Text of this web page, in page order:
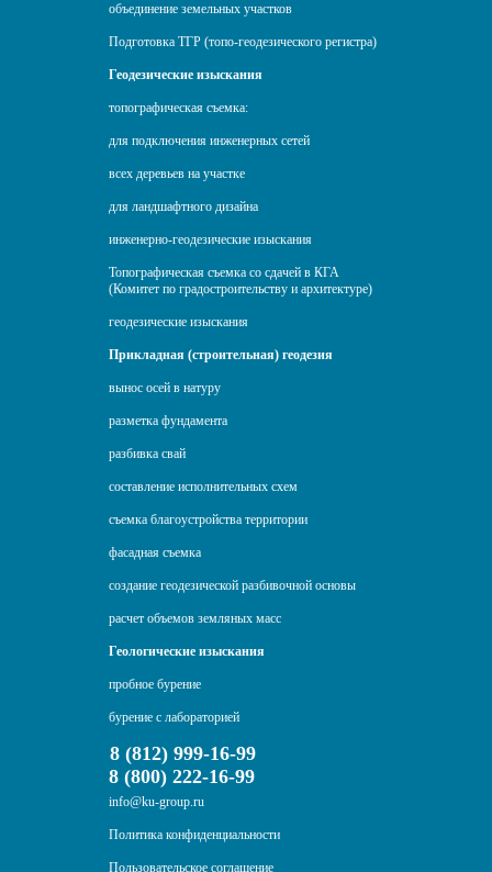
объединение земельных участков
Подготовка ТГР (топо-геодезического регистра)
Геодезические изыскания
топографическая съемка:
для подключения инженерных сетей
всех деревьев на участке
для ландшафтного дизайна
инженерно-геодезические изыскания
Топографическая съемка со сдачей в КГА
(Комитет по градостроительству и архитектуре)
геодезические изыскания
Прикладная (строительная) геодезия
вынос осей в натуру
разметка фундамента
разбивка свай
составление исполнительных схем
съемка благоустройства территории
фасадная съемка
создание геодезической разбивочной основы
расчет объемов земляных масс
Геологические изыскания
пробное бурение
бурение с лабораторией
8 (812) 999-16-99
8 (800) 222-16-99
info@ku-group.ru
Политика конфиденциальности
Пользовательское соглашение